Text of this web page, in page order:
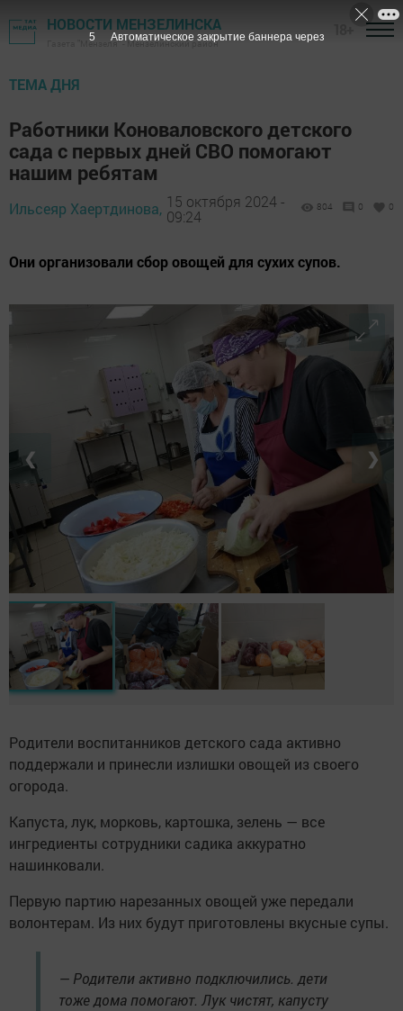
НОВОСТИ МЕНЗЕЛИНСКА
Газета "Мензеля" - Мензелинский район
ТЕМА ДНЯ
Работники Коноваловского детского
сада с первых дней СВО помогают
нашим ребятам
Ильсеяр Хаертдинова, 15 октября 2024 -
09:24
804 0 0
Они организовали сбор овощей для сухих супов.
❮ ❯
Родители воспитанников детского сада активно
поддержали и принесли излишки овощей из своего
огорода.
Капуста, лук, морковь, картошка, зелень — все
ингредиенты сотрудники садика аккуратно
нашинковали.
Первую партию нарезанных овощей уже передали
волонтерам. Из них будут приготовлены вкусные супы.
— Родители активно подключились. дети
тоже дома помогают. Лук чистят, капусту
4 Автоматическое закрытие баннера через